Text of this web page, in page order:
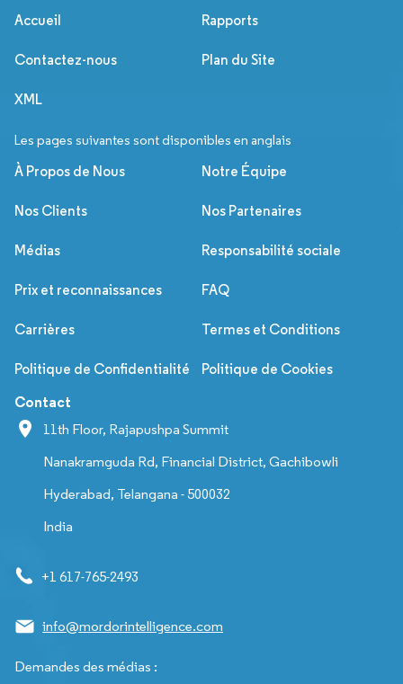
Accueil Rapports
Contactez-nous Plan du Site
XML
Les pages suivantes sont disponibles en anglais
À Propos de Nous Notre Équipe
Nos Clients Nos Partenaires
Médias Responsabilité sociale
Prix et reconnaissances FAQ
Carrières Termes et Conditions
Politique de Confidentialité Politique de Cookies
Contact
11th Floor, Rajapushpa Summit
Nanakramguda Rd, Financial District, Gachibowli
Hyderabad, Telangana - 500032
India
+1 617-765-2493
info@mordorintelligence.com
Demandes des médias :